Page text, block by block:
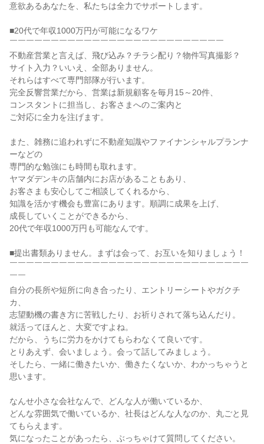
意欲あるあなたを、私たちは全力でサポートします。
■20代で年収1000万円が可能になるワケ
￣￣￣￣￣￣￣￣￣￣￣￣￣￣￣￣￣￣￣￣￣￣￣￣￣￣
不動産営業と言えば、飛び込み？チラシ配り？物件写真撮影？
サイト入力？いいえ、全部ありません。
それらはすべて専門部隊が行います。
完全反響営業だから、営業は新規顧客を毎月15～20件、
コンスタントに担当し、お客さまへのご案内と
ご対応に全力を注げます。
また、雑務に追われずに不動産知識やファイナンシャルプランナ
ーなどの
専門的な勉強にも時間も取れます。
ヤマダデンキの店舗内にお店があることもあり、
お客さまも安心してご相談してくれるから、
知識を活かす機会も豊富にあります。順調に成果を上げ、
成長していくことができるから、
20代で年収1000万円も可能なんです。
■提出書類ありません。まずは会って、お互いを知りましょう！
￣￣￣￣￣￣￣￣￣￣￣￣￣￣￣￣￣￣￣￣￣￣￣￣￣￣￣￣￣
￣￣
自分の長所や短所に向き合ったり、エントリーシートやガクチ
カ、
志望動機の書き方に苦戦したり、お祈りされて落ち込んだり。
就活ってほんと、大変ですよね。
だから、うちに労力をかけてもらわなくて良いです。
とりあえず、会いましょう。会って話してみましょう。
そしたら、一緒に働きたいか、働きたくないか、わかっちゃうと
思います。
なんせ小さな会社なんで、どんな人が働いているか、
どんな雰囲気で働いているか、社長はどんな人なのか、丸ごと見
てもらえます。
気になったことがあったら、ぶっちゃけて質問してください。